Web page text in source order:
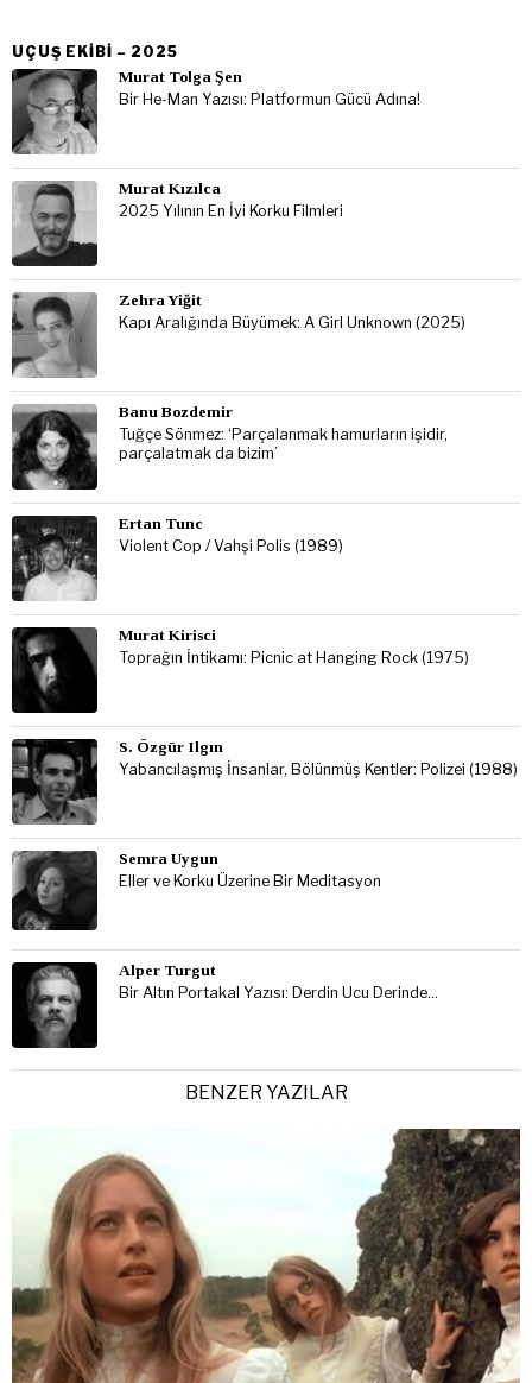
UÇUŞ EKIBI – 2025
Murat Tolga Şen
Bir He-Man Yazısı: Platformun Gücü Adına!
Murat Kızılca
2025 Yılının En İyi Korku Filmleri
Zehra Yiğit
Kapı Aralığında Büyümek: A Girl Unknown (2025)
Banu Bozdemir
Tuğçe Sönmez: ‘Parçalanmak hamurların işidir,
parçalatmak da bizim’
Ertan Tunc
Violent Cop / Vahşi Polis (1989)
Murat Kirisci
Toprağın İntikamı: Picnic at Hanging Rock (1975)
S. Özgür Ilgın
Yabancılaşmış İnsanlar, Bölünmüş Kentler: Polizei (1988)
Semra Uygun
Eller ve Korku Üzerine Bir Meditasyon
Alper Turgut
Bir Altın Portakal Yazısı: Derdin Ucu Derinde…
BENZER YAZILAR